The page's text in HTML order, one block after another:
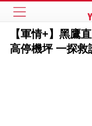
【軍情+】黑鷹
高停機坪 一探救